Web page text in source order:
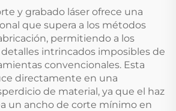
y grabado láser ofrece una
que supera a los métodos
permitiendo a los
intrincados imposibles de
convencionales. Esta
directamente en una
de material, ya que el haz
un ancho de corte mínimo en